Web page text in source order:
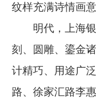
纹样充满诗情画
明代，上海银
刻、圆雕、鎏金
计精巧、用途广
路、徐家汇路李